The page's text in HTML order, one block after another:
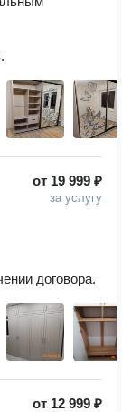
от 19 999 ₽
за услугу
договора.
от 12 999 ₽